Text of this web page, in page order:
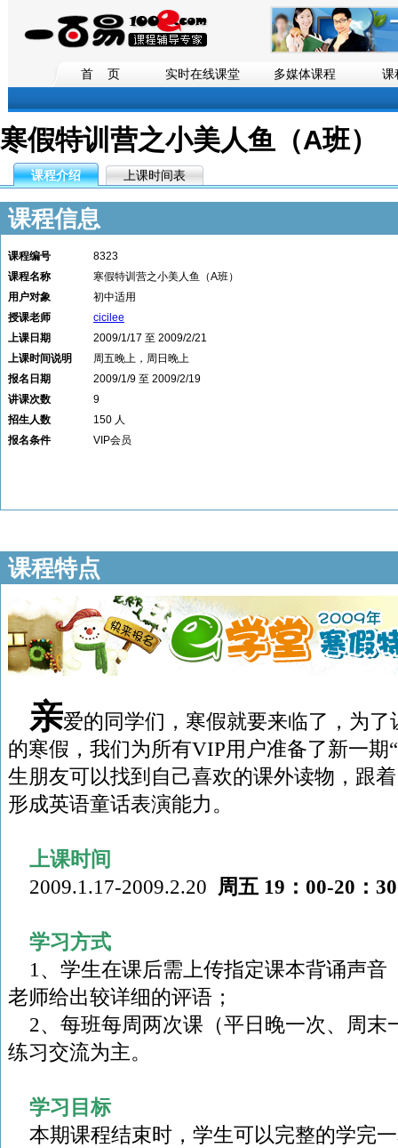
首 页 实时在线课堂 多媒体课程 课
寒假特训营之小美人鱼（A班）
课程介绍 上课时间表
课程信息
课程编号
8323
课程名称
寒假特训营之小美人鱼（A班）
用户对象
初中适用
授课老师
cicilee
上课日期
2009/1/17 至 2009/2/21
上课时间说明
周五晚上，周日晚上
报名日期
2009/1/9 至 2009/2/19
讲课次数
9
招生人数
150 人
报名条件
VIP会员
课程特点
亲爱的同学们，寒假就要来临了，为
的寒假，我们为所有VIP用户准备了新一期“
生朋友可以找到自己喜欢的课外读物，跟着
形成英语童话表演能力。
上课时间
2009.1.17-2009.2.20 周五 19 ： 00-20 ：
学习方式
1、学生在课后需上传指定课本背诵声音
老师给出较详细的评语；
2、每班每周两次课（平日晚一次、周
练习交流为主。
学习目标
本期课程结束时，学生可以完整的学完